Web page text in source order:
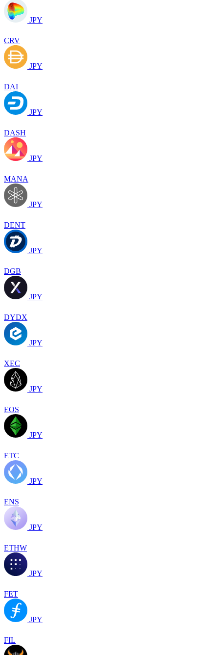
JPY
CRV
JPY
DAI
JPY
DASH
JPY
MANA
JPY
DENT
JPY
DGB
JPY
DYDX
JPY
XEC
JPY
EOS
JPY
ETC
JPY
ENS
JPY
ETHW
JPY
FET
JPY
FIL